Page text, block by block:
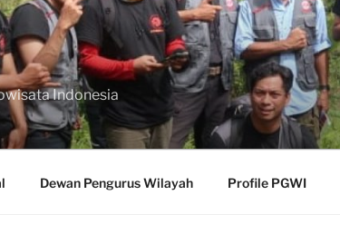
Indonesia
Dewan Pengurus Wilayah Profile PGWI